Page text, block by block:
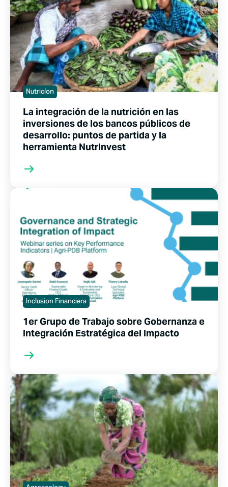
Nutricíon
La integración de la nutrición en las
inversiones de los bancos públicos de
desarrollo: puntos de partida y la
herramienta NutrInvest
Inclusion Financiera
1er Grupo de Trabajo sobre Gobernanza e
Integración Estratégica del Impacto